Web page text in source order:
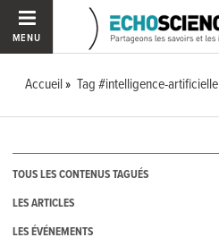
MENU
Accueil Tag #intelligence-artificielle
TOUS LES CONTENUS TAGUÉS
LES ARTICLES
LES ÉVÉNEMENTS